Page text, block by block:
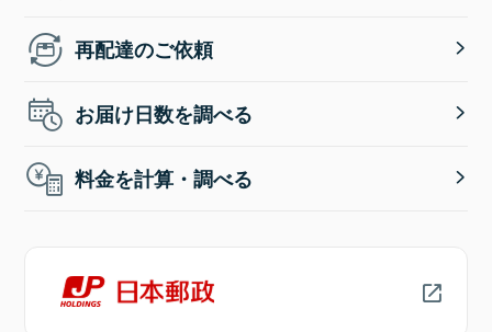
再配達のご依頼
お届け日数を調べる
料金を計算・調べる